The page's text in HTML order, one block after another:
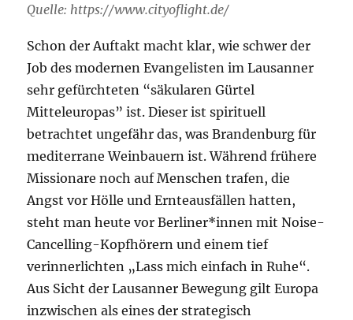
Quelle: https://www.cityoflight.de/
Schon der Auftakt macht klar, wie schwer der
Job des modernen Evangelisten im Lausanner
sehr gefürchteten “säkularen Gürtel
Mitteleuropas” ist. Dieser ist spirituell
betrachtet ungefähr das, was Brandenburg für
mediterrane Weinbauern ist. Während frühere
Missionare noch auf Menschen trafen, die
Angst vor Hölle und Ernteausfällen hatten,
steht man heute vor Berliner*innen mit Noise-
Cancelling-Kopfhörern und einem tief
verinnerlichten „Lass mich einfach in Ruhe“.
Aus Sicht der Lausanner Bewegung gilt Europa
inzwischen als eines der strategisch